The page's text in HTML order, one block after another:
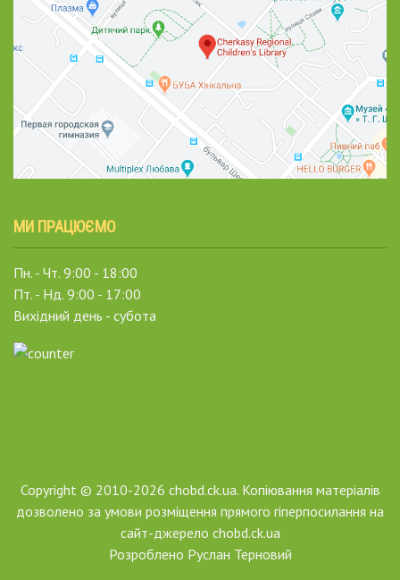
МИ ПРАЦЮЄМО
Пн. - Чт. 9:00 - 18:00
Пт. - Нд. 9:00 - 17:00
Вихідний день - субота
Copyright © 2010-2026 chobd.ck.ua. Копіювання матеріалів
дозволено за умови розміщення прямого гіперпосилання на
сайт-джерело chobd.ck.ua
Розроблено Руслан Терновий